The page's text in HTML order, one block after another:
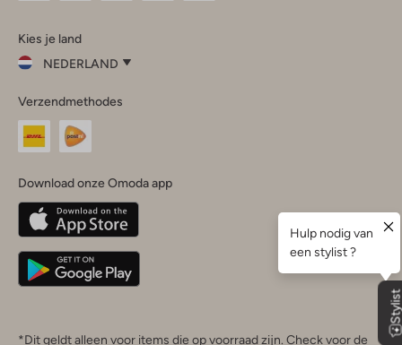
InstagramFacebook
Kies je land
NEDERLAND
je
land
Nederland
Belgique(Français)
Deutschland
Verzendmethodes
Download onze Omoda app
*Dit geldt alleen voor items die op voorraad zijn. Check voor de